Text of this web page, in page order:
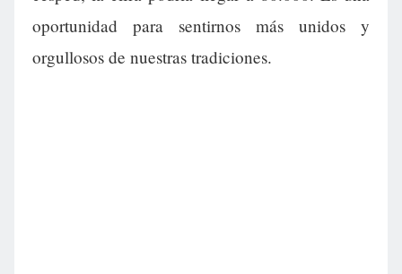
oportunidad para sentirnos más unidos y
orgullosos de nuestras tradiciones.